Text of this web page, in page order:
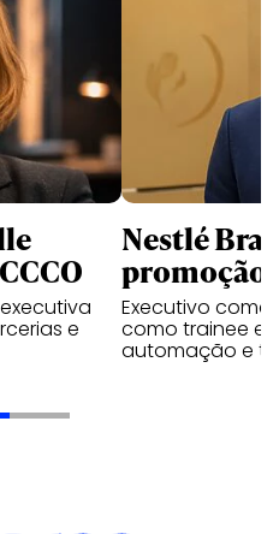
e
Nestlé
promoção
Executivo
como trainee e
automação e